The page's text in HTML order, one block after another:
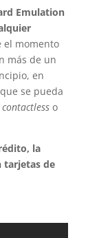
Emulation
el momento
más de un
en
se pueda
contactlesso
la
tarjetas de